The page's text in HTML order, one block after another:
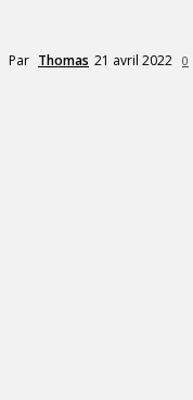
Par Thomas 21 avril 2022 0